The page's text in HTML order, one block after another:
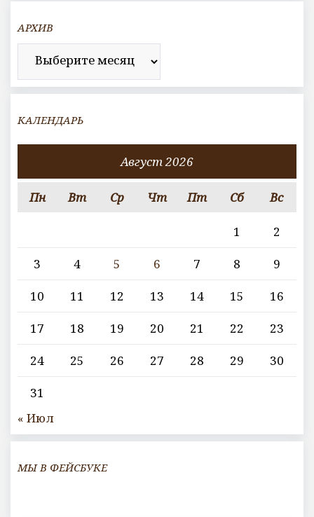
АРХИВ
Архив
КАЛЕНДАРЬ
Август 2026
Пн Вт Ср Чт Пт Сб Вс
1
2
3
4 5 6 7 8
9
10
11 12 13 14 15
16
17
18 19 20 21 22
23
24
25 26 27 28 29
30
31
« Июл
МЫ В ФЕЙСБУКЕ